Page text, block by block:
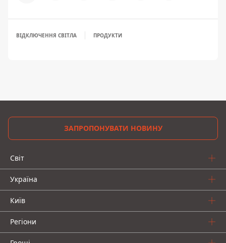
ВІДКЛЮЧЕННЯ СВІТЛА ПРОДУКТИ
ЗАПРОПОНУВАТИ НОВИНУ
Світ
Україна
Київ
Регіони